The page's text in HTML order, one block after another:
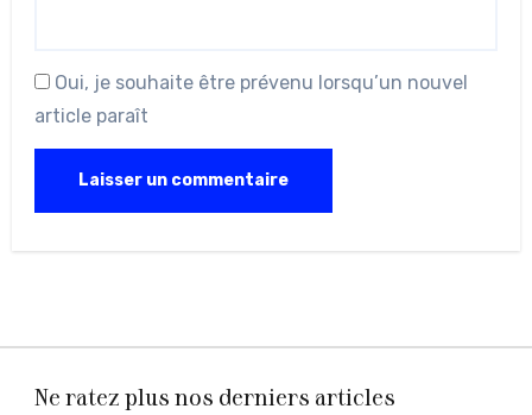
Oui, je souhaite être prévenu lorsqu’un nouvel
article paraît
Ne ratez plus nos derniers articles